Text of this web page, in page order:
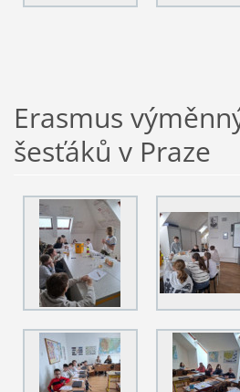
Erasmus
šesťáků v Praze